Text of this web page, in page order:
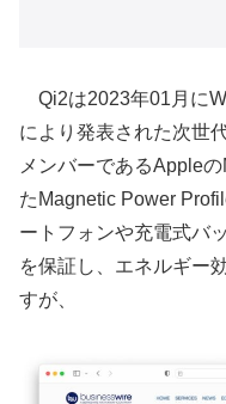
Qi2は2023年01月に
により発表された次世
メンバーであるApple
たMagnetic Power
ートフォンや充電式バ
を保証し、エネルギー
すが、